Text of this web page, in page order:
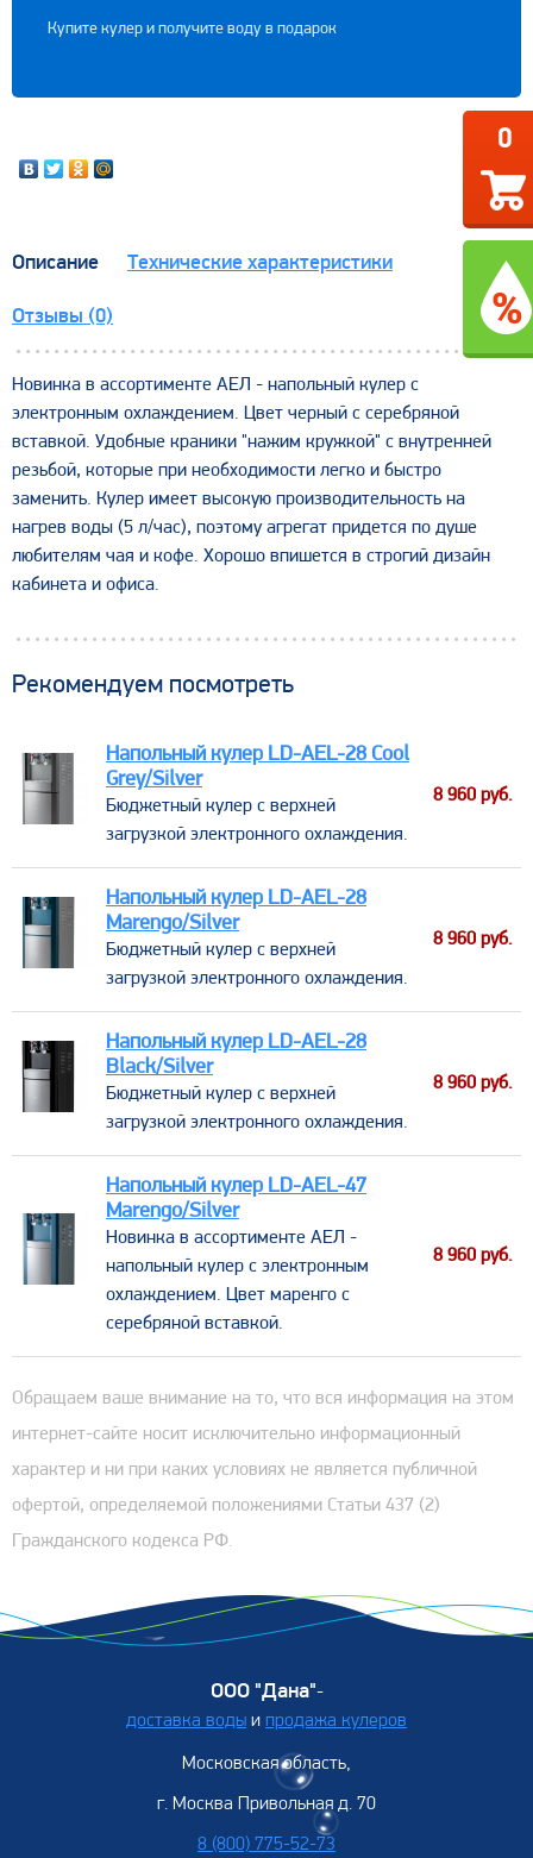
Купите кулер и получите воду в подарок
Описание Технические характеристики
Отзывы (0)
Новинка в ассортименте АЕЛ - напольный кулер с
электронным охлаждением. Цвет черный с серебряной
вставкой. Удобные краники "нажим кружкой" с внутренней
резьбой, которые при необходимости легко и быстро
заменить. Кулер имеет высокую производительность на
нагрев воды (5 л/час), поэтому агрегат придется по душе
любителям чая и кофе. Хорошо впишется в строгий дизайн
кабинета и офиса.
Рекомендуем посмотреть
Напольный кулер LD-AEL-28 Cool
Grey/Silver
​Бюджетный кулер с верхней
загрузкой электронного охлаждения.
8 960 руб.
Напольный кулер LD-AEL-28
Marengo/Silver
​Бюджетный кулер с верхней
загрузкой электронного охлаждения.
8 960 руб.
Напольный кулер LD-AEL-28
Black/Silver
​Бюджетный кулер с верхней
загрузкой электронного охлаждения.
8 960 руб.
Напольный кулер LD-AEL-47
Marengo/Silver
Новинка в ассортименте АЕЛ -
напольный кулер с электронным
охлаждением. Цвет маренго с
серебряной вставкой.
8 960 руб.
Обращаем ваше внимание на то, что вся информация на этом
интернет-сайте носит исключительно информационный
характер и ни при каких условиях не является публичной
офертой, определяемой положениями Статьи 437 (2)
Гражданского кодекса РФ.
ООО "Дана"-
доставка воды и продажа кулеров
Московская область,
г. Москва Привольная д. 70
8 (800) 775-52-73
0